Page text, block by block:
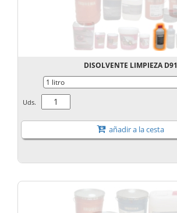
DISOLVENTE LIMPIEZA D91
Uds.
añadir a la cesta